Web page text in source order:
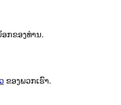
ກຂອງທ່ານ.
ຂອງພວກເຮົາ.